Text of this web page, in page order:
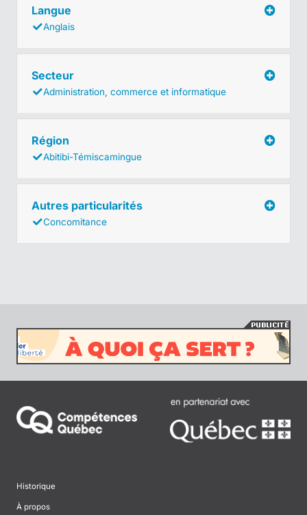
Langue
Anglais
Secteur
Administration, commerce et informatique
Région
Abitibi-Témiscamingue
Autres particularités
Concomitance
Historique
À propos